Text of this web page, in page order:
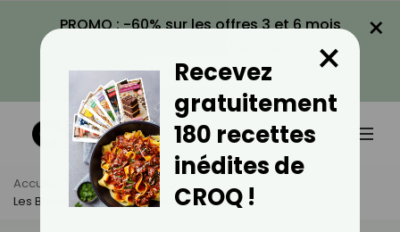
PROMO : -60% sur les offres 3 et 6 mois
VOIR LA PROMO
×
Accueil Actus
Sport
Les Bienfaits Du Gainage Sur Le Corps
Recevez
gratuitement
180 recettes
inédites de
CROQ !
×